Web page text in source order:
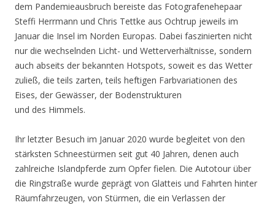
dem Pandemieausbruch bereiste das Fotografenehepaar
Steffi Herrmann und Chris Tettke aus Ochtrup jeweils im
Januar die Insel im Norden Europas. Dabei faszinierten nicht
nur die wechselnden Licht- und Wetterverhältnisse, sondern
auch abseits der bekannten Hotspots, soweit es das Wetter
zuließ, die teils zarten, teils heftigen Farbvariationen des
Eises, der Gewässer, der Bodenstrukturen
und des Himmels.
Ihr letzter Besuch im Januar 2020 wurde begleitet von den
stärksten Schneestürmen seit gut 40 Jahren, denen auch
zahlreiche Islandpferde zum Opfer fielen. Die Autotour über
die Ringstraße wurde geprägt von Glatteis und Fahrten hinter
Räumfahrzeugen, von Stürmen, die ein Verlassen der